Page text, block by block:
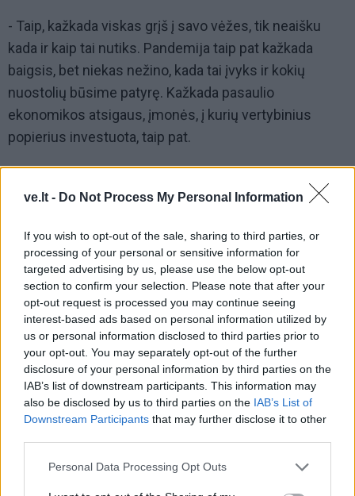
ve.lt - Do Not Process My Personal Information
If you wish to opt-out of the sale, sharing to third parties, or
processing of your personal or sensitive information for
targeted advertising by us, please use the below opt-out
section to confirm your selection. Please note that after your
opt-out request is processed you may continue seeing
interest-based ads based on personal information utilized by
us or personal information disclosed to third parties prior to
your opt-out. You may separately opt-out of the further
disclosure of your personal information by third parties on the
IAB’s list of downstream participants. This information may
also be disclosed by us to third parties on the IAB’s List of
Downstream Participants that may further disclose it to other
Personal Data Processing Opt Outs
- Taip, kažkada viskas grįš į savo vėžes, tik neaišku
kada ir kaip tai nutiks. Pandemija taip pat kažkada
baigsis, bet niekas nežino, kada tai įvyks ir kokių
nuostolių būsime patyrę. Kažkada pasaulio
ekonomikos atsigaus, įmonės, į kurių vertybinius
popierius investuota, taip pat.
Tačiau kiek laiko kris akcijos ir kada jos pradės didėti,
niekas pasakyti negali. Kai kurie iš kaupiančiųjų iki to
Laikas suprasti, kad II pakopos pensijų fondai nėra
socialinė apsauga. Pernai daliai žmonių sukauptos
lėšos kilo 20 proc. užpernai - krito apie 7 proc. Tad
esant tokiems svyravimams, šių kaupiamų pinigų
negalime vadinti žmogaus apsauga.